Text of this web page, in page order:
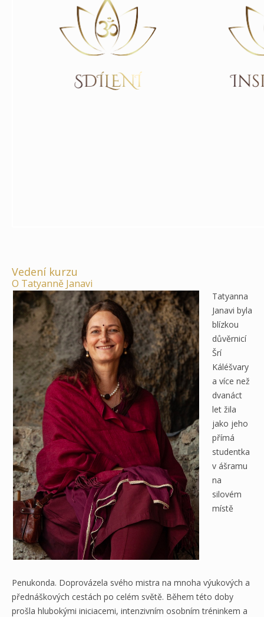
Vedení kurzu
O Tatyanně Janavi
Tatyanna
Janavi byla
blízkou
důvěrnicí
Šrí
Káléšvary
a více než
dvanáct
let žila
jako jeho
přímá
studentka
v ášramu
na
silovém
místě
Penukonda. Doprovázela svého mistra na mnoha výukových a
přednáškových cestách po celém světě. Během této doby
prošla hlubokými iniciacemi, intenzivním osobním tréninkem a